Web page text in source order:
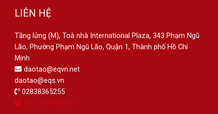
LIÊN HỆ
Tầng lửng (M), Toà nhà International Plaza, 343 Phạm Ngũ
Lão, Phường Phạm Ngũ Lão, Quận 1, Thành phố Hồ Chí
Minh
daotao@eqvn.net
daotao@eqs.vn
02838365255
fb.com/eqvn.net